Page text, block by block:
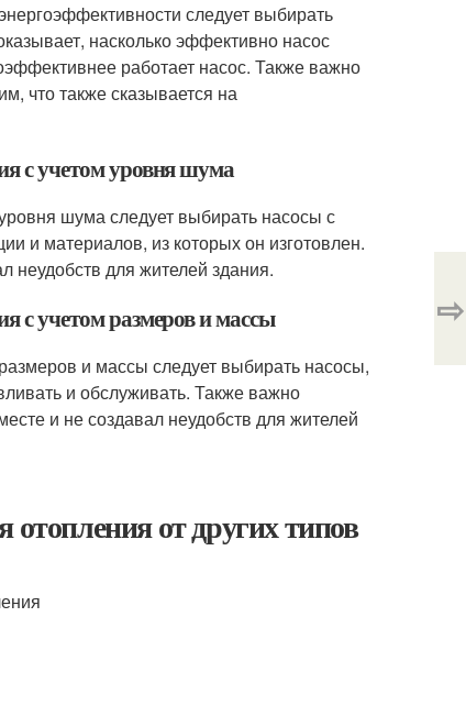
следует выбирать
насколько эффективно насос
работает насос. Также важно
что также сказывается на
с учетом уровня шума
шума следует выбирать насосы с
и материалов, из которых он изготовлен.
неудобств для жителей здания.
с учетом размеров и массы
и массы следует выбирать насосы,
и обслуживать. Также важно
и не создавал неудобств для жителей
от других типов
⇨